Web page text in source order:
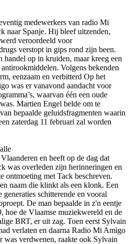
medewerkers van radio Mi
naar Spanje. Hij bleef uitzenden,
veroordeeld voor
verstopt in gips rond zijn been.
handel op in kruiden, maar kreeg een
Volgens bekenden
eenzaam en verbitterd Op het
was er vanavond aandacht voor
waarvan één een oude
Martien Engel belde om te
bepaalde geluidsfragmenten waarin
zaterdag 11 februari zal worden
en heeft op de dag dat
was overleden zijn herinneringen en
o­ntmoeting met Tack beschreven.
naam die klinkt als een klonk. Een
schitterende en vooral
De man bepaalde in z'n eentje
hoe de Vlaamse muziekwereld en de
BRT, er uit zag. Toen eerst Sylvain
verlaten en daarna Radio Mi Amigo
was verdwenen, raakte ook Sylvain